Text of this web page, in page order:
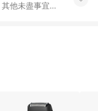
他未盡事宜，